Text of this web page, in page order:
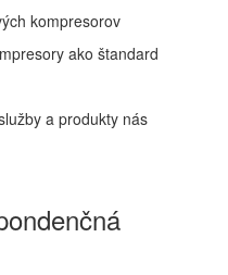
kompresorov
ako štandard
a produkty nás